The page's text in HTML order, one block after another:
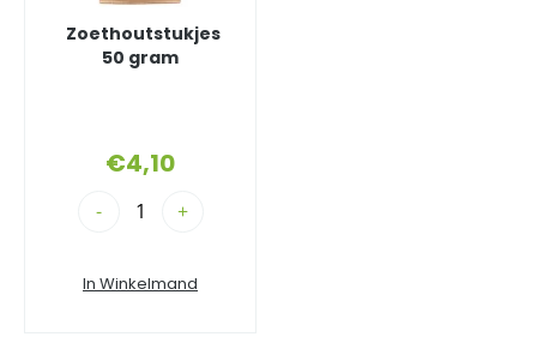
Zoethoutstukjes
50 gram
€4,10
- +
In Winkelmand